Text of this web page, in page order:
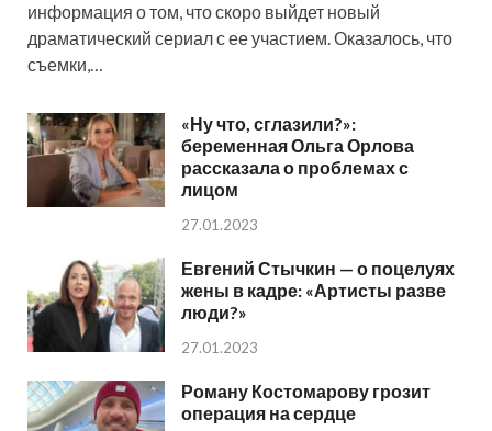
информация о том, что скоро выйдет новый
драматический сериал с ее участием. Оказалось, что
съемки,…
«Ну что, сглазили?»:
беременная Ольга Орлова
рассказала о проблемах с
лицом
27.01.2023
Евгений Стычкин — о поцелуях
жены в кадре: «Артисты разве
люди?»
27.01.2023
Роману Костомарову грозит
операция на сердце